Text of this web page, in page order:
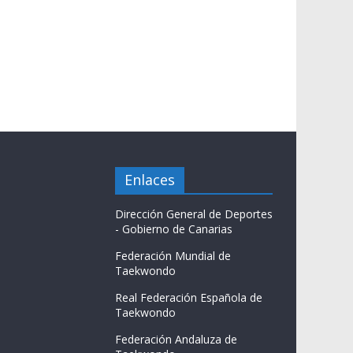
Enlaces
Dirección General de Deportes
- Gobierno de Canarias
Federación Mundial de
Taekwondo
Real Federación Española de
Taekwondo
Federación Andaluza de